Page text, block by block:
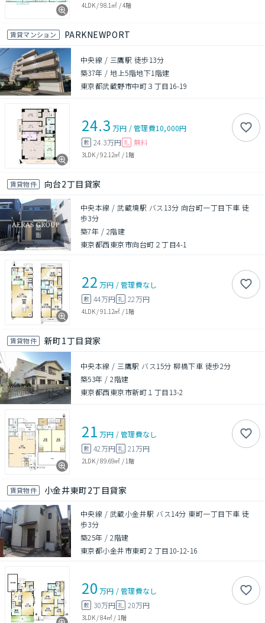
4LDK/98.1㎡ /4階
賃貸マンション PARKNEWPORT
中央線 / 三鷹駅 徒歩13分
築37年 /地上5階地下1階建
東京都武蔵野市中町３丁目16-19
24.3 万円 /管理費10,000円
敷 24.3万円 礼 無料
3LDK/92.12㎡ / 1階
賃貸物件 向台2丁目貸家
中央本線 / 武蔵境駅 バス13分 向台町一丁目下車 徒
歩3分
築7年 / 2階建
東京都西東京市向台町２丁目4-1
22 万円 /管理費なし
敷 44万円 礼 22万円
4LDK/91.12㎡ / 1階
賃貸物件 新町1丁目貸家
中央本線 / 三鷹駅 バス15分 柳橋下車 徒歩2分
築53年 /2階建
東京都西東京市新町１丁目13-2
21 万円 /管理費なし
敷 42万円 礼 21万円
2LDK/89.69㎡ / 1階
賃貸物件 小金井東町2丁目貸家
中央線 / 武蔵小金井駅 バス14分 東町一丁目下車 徒
歩3分
築25年 /2階建
東京都小金井市東町２丁目10-12-16
20 万円 /管理費なし
敷 30万円 礼 20万円
3LDK/84㎡ / 1階